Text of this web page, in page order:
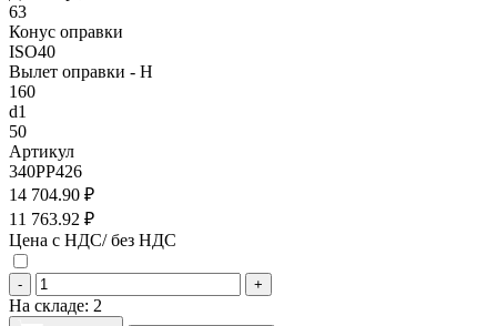
63
Конус оправки
ISO40
Вылет оправки - H
160
d1
50
Артикул
340PP426
14 704.90 ₽
11 763.92 ₽
Цена с НДС/ без НДС
- +
На складе: 2